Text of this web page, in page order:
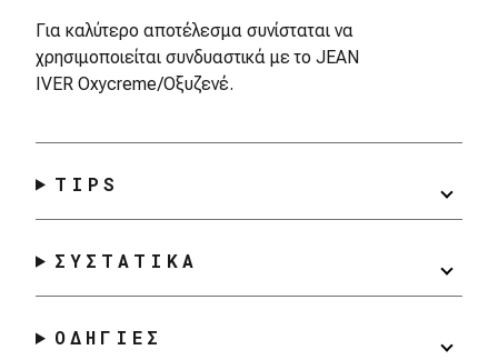
Για καλύτερο αποτέλεσμα συνίσταται να
χρησιμοποιείται συνδυαστικά με το JEAN
IVER Oxycreme/Οξυζενέ.
TIPS
ΣΥΣΤΑΤΙΚΑ
ΟΔΗΓΙΕΣ